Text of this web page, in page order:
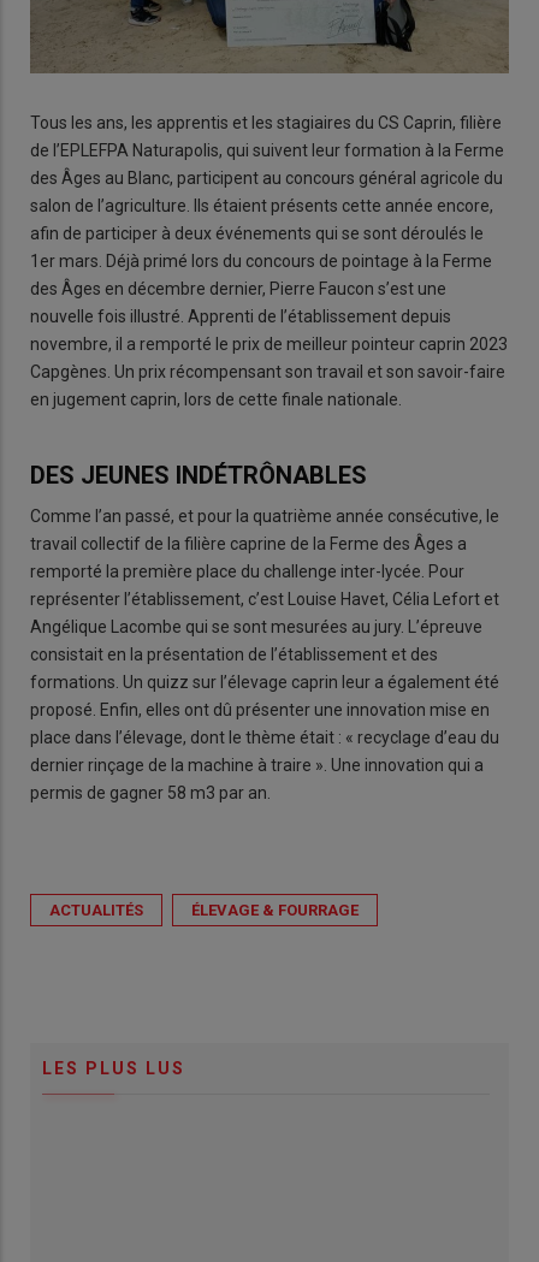
Tous les ans, les apprentis et les stagiaires du CS Caprin, filière
de l’EPLEFPA Naturapolis, qui suivent leur formation à la Ferme
des Âges au Blanc, participent au concours général agricole du
salon de l’agriculture. Ils étaient présents cette année encore,
afin de participer à deux événements qui se sont déroulés le
1er mars. Déjà primé lors du concours de pointage à la Ferme
des Âges en décembre dernier, Pierre Faucon s’est une
nouvelle fois illustré. Apprenti de l’établissement depuis
novembre, il a remporté le prix de meilleur pointeur caprin 2023
Capgènes. Un prix récompensant son travail et son savoir-faire
en jugement caprin, lors de cette finale nationale.
DES JEUNES INDÉTRÔNABLES
Comme l’an passé, et pour la quatrième année consécutive, le
travail collectif de la filière caprine de la Ferme des Âges a
remporté la première place du challenge inter-lycée. Pour
représenter l’établissement, c’est Louise Havet, Célia Lefort et
Angélique Lacombe qui se sont mesurées au jury. L’épreuve
consistait en la présentation de l’établissement et des
formations. Un quizz sur l’élevage caprin leur a également été
proposé. Enfin, elles ont dû présenter une innovation mise en
place dans l’élevage, dont le thème était : « recyclage d’eau du
dernier rinçage de la machine à traire ». Une innovation qui a
permis de gagner 58 m3 par an.
ACTUALITÉS ÉLEVAGE & FOURRAGE
LES PLUS LUS